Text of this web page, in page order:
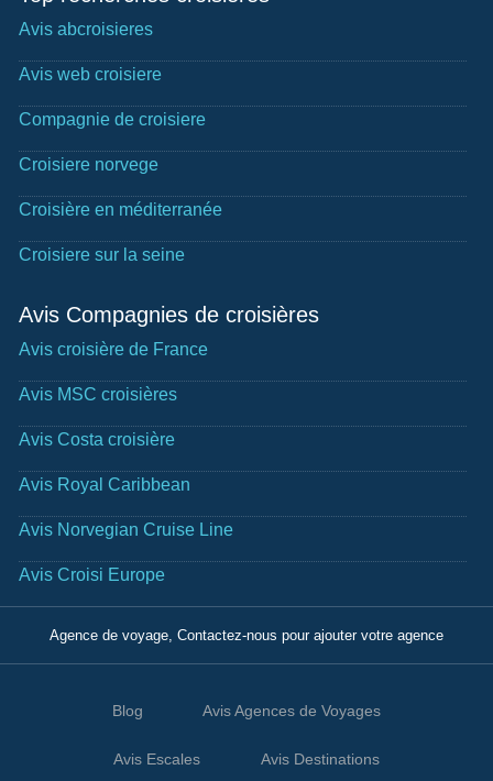
Avis abcroisieres
Avis web croisiere
Compagnie de croisiere
Croisiere norvege
Croisière en méditerranée
Croisiere sur la seine
Avis Compagnies de croisières
Avis croisière de France
Avis MSC croisières
Avis Costa croisière
Avis Royal Caribbean
Avis Norvegian Cruise Line
Avis Croisi Europe
Agence de voyage, Contactez-nous pour ajouter votre agence
Blog Avis Agences de Voyages
Avis Escales Avis Destinations